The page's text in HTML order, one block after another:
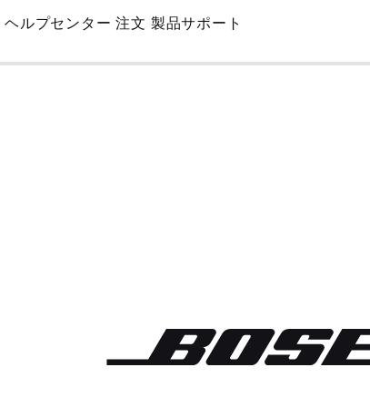
Skip
Main
ヘルプセンター 注文 製品サポート